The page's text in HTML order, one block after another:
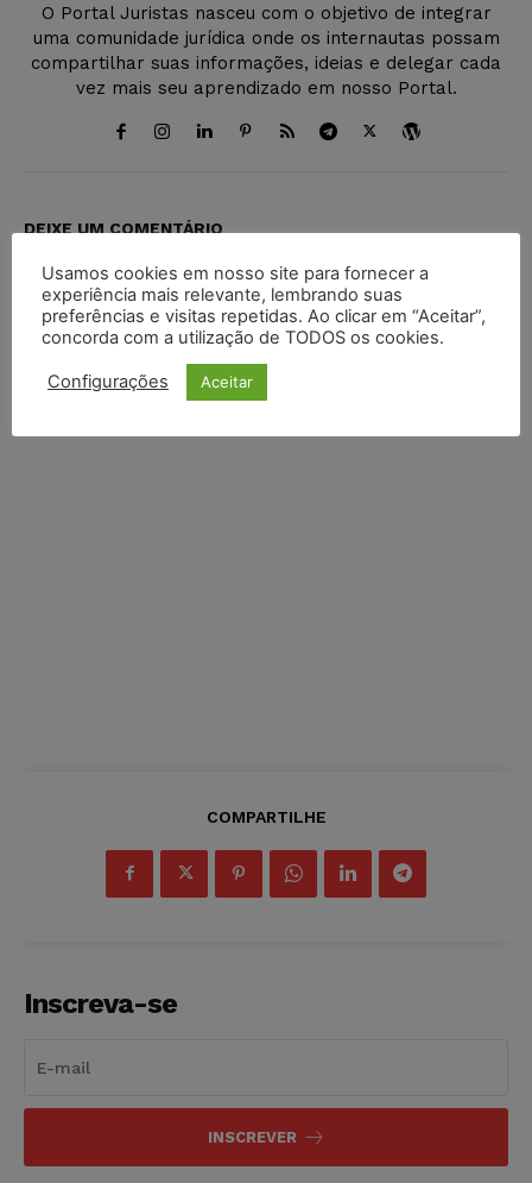
O Portal Juristas nasceu com o objetivo de integrar
uma comunidade jurídica onde os internautas possam
compartilhar suas informações, ideias e delegar cada
vez mais seu aprendizado em nosso Portal.
DEIXE UM COMENTÁRIO
Default Comments (0) Facebook Comments Disqus Comments
COMPARTILHE
Inscreva-se
INSCREVER
Usamos cookies em nosso site para fornecer a
experiência mais relevante, lembrando suas
preferências e visitas repetidas. Ao clicar em “Aceitar”,
concorda com a utilização de TODOS os cookies.
Configurações Aceitar